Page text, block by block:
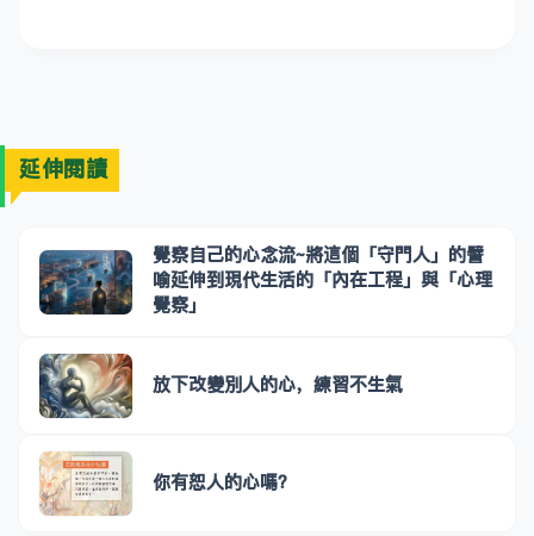
延伸閱讀
覺察自己的心念流~將這個「守門人」的譬
喻延伸到現代生活的「內在工程」與「心理
覺察」
放下改變別人的心，練習不生氣
你有恕人的心嗎？